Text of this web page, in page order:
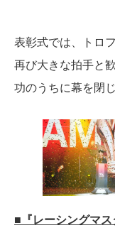
表彰式では、トロ
再び大きな拍手と
功のうちに幕を閉
■『レーシングマス